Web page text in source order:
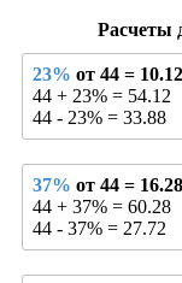
Расчеты
23% от 44 = 10.12
44 + 23% = 54.12
44 - 23% = 33.88
37% от 44 = 16.28
44 + 37% = 60.28
44 - 37% = 27.72